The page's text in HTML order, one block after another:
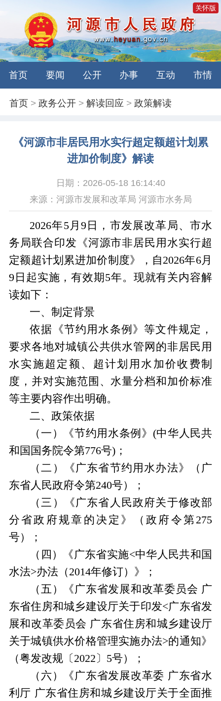
关怀版
首页 要闻 公开 办事 互动 市情
首页 >政务公开 >解读回应 >政策解读
《河源市非居民用水实行超定额超计划累
进加价制度》解读
日期：2026-05-18 16:14:40
来源：河源市发展和改革局 河源市水务局
2026年5月9日，市发展改革局、市水
务局联合印发《河源市非居民用水实行超
定额超计划累进加价制度》，自2026年6月
9日起实施，有效期5年。现就有关内容解
读如下：
一、制定背景
依据《节约用水条例》等文件规定，
要求各地对城镇公共供水管网的非居民用
水实施超定额、超计划用水加价收费制
度 ，并对实施范围、水量分档和加价标准
等主要内容作出明确。
二、政策依据
（一）《节约用水条例》 (中华人民共
和国国务院令第776号)；
（二）
《广东省节约用水办法》（广
东省人民政府令第240号）
；
（三）《广东省人民政府关于修改部
分省政府规章的决定》（政府令第275
号）；
（四）
《广东省实施<中华人民共和国
水法>办法（2014年修订）》；
（五）
《 广东省发展和改革委员会 广
东省住房和城乡建设厅关于印发<广东省发
展和改革委员会 广东省住房和城乡建设厅
关于城镇供水价格管理实施办法>的通知》
（粤发改规〔 2022 〕 5号）；
（六）《广东省发展改革委 广东省水
利厅 广东省住房和城乡建设厅关于全面推